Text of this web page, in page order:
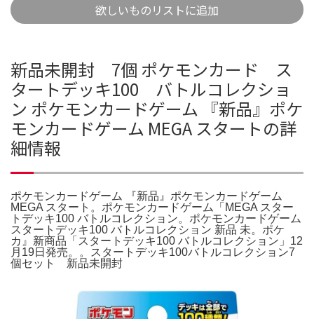
欲しいものリストに追加
新品未開封 7個 ポケモンカード ス
タートデッキ100 バトルコレクショ
ン ポケモンカードゲーム 『新品』ポケ
モンカードゲーム MEGA スタートの詳
細情報
ポケモンカードゲーム 『新品』ポケモンカードゲーム
MEGA スタート。ポケモンカードゲーム「MEGA スター
トデッキ100 バトルコレクション。ポケモンカードゲーム
スタートデッキ100 バトルコレクション 新品 未。ポケ
カ』新商品「スタートデッキ100 バトルコレクション」12
月19日発売。。スタートデッキ100バトルコレクション7
個セット 新品未開封